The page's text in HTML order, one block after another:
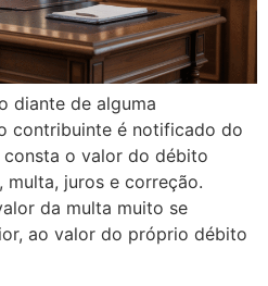
diante de alguma
contribuinte é notificado do
o valor do débito
juros e correção.
da multa muito se
ao valor do próprio débito